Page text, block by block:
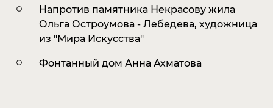
Напротив памятника Некрасову жила
Ольга Остроумова - Лебедева, художница
из "Мира Искусства"
Фонтанный дом Анна Ахматова